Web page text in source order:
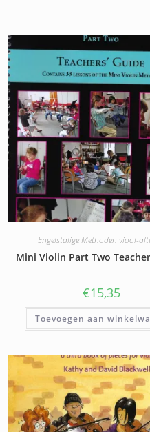
Engelstalige Methoden viool-
Mini Violin Part Two
€15,35
Toevoegen aan